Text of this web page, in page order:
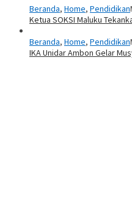
Beranda, Home, Pendidikan
Ketua SOKSI Maluku
Beranda, Home, Pendidikan
IKA Unidar Ambon Gelar